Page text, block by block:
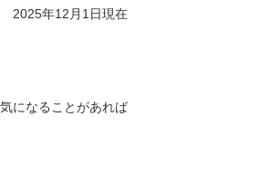
2025年12月1日現在
になることがあれば